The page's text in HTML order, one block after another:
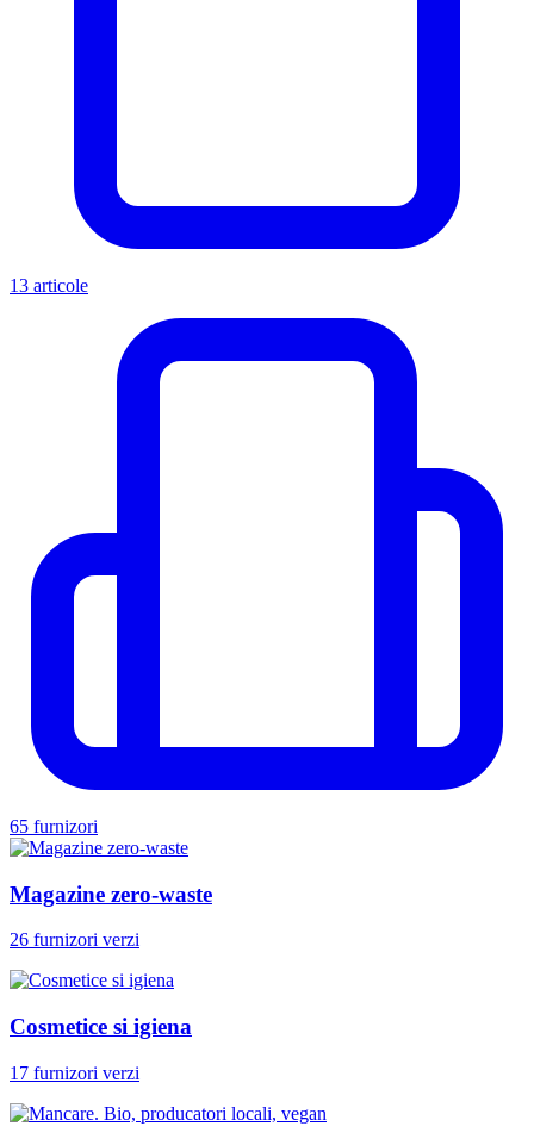
13 articole
65 furnizori
Magazine zero-waste
26 furnizori verzi
Cosmetice si igiena
17 furnizori verzi